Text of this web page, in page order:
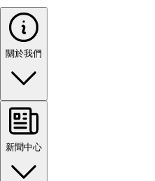
關於我們
新聞中心